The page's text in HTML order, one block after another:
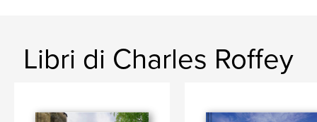
Libri di Charles Roffey